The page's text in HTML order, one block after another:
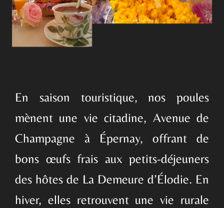
En saison touristique, nos poules
mènent une vie citadine, Avenue de
Champagne à Épernay, offrant de
bons œufs frais aux petits-déjeuners
des hôtes de La Demeure d’Élodie. En
hiver, elles retrouvent une vie rurale